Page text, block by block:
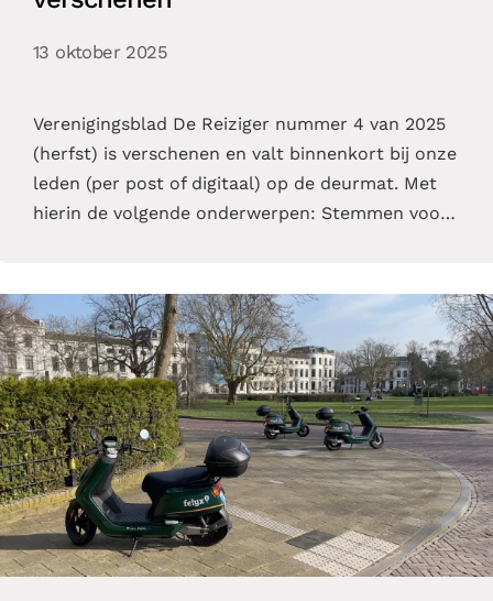
13 oktober 2025
Verenigingsblad De Reiziger nummer 4 van 2025
(herfst) is verschenen en valt binnenkort bij onze
leden (per post of digitaal) op de deurmat. Met
hierin de volgende onderwerpen: Stemmen voo…